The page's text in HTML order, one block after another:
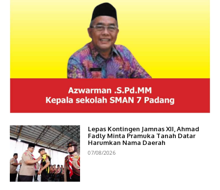
Lepas Kontingen Jamnas XII, Ahmad
Fadly Minta Pramuka Tanah Datar
Harumkan Nama Daerah
07/08/2026